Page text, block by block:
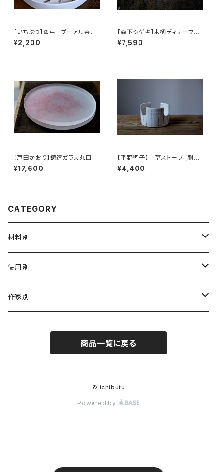
【いちぶつ】弯弓 · プーアル茶
（生茶） 【 ichibutu 】 Pu-erh T
ea
¥2,200
【森下シゲキ】木柄ディナーフォ
ーク /【Shigeki Morishita】w
ooden-handle dinner fork
¥7,590
【戸田かおり】鋳造ガラス丸皿 /
【kaoritoda】Cast Glass Rou
nd Plate
¥17,600
【平野聖子】十草ストーブ (耐熱)
/ 【Masako Hirano】Stove (H
eat-resistant)
¥4,400
CATEGORY
材料別
陶磁器
ガラス
使用別
茶壺 急须 土瓶
作家別
商品一覧に戻る
© ichibutu
Powered by